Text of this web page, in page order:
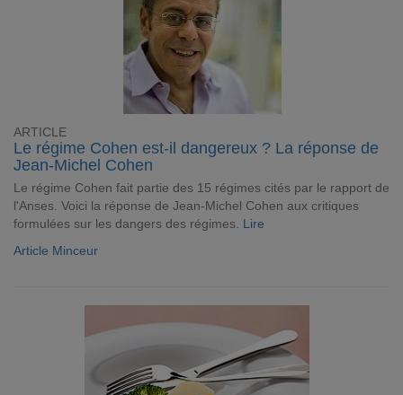
ARTICLE
Le régime Cohen est-il dangereux ? La réponse de
Jean-Michel Cohen
Le régime Cohen fait partie des 15 régimes cités par le rapport de
l'Anses. Voici la réponse de Jean-Michel Cohen aux critiques
formulées sur les dangers des régimes. Lire
Article Minceur